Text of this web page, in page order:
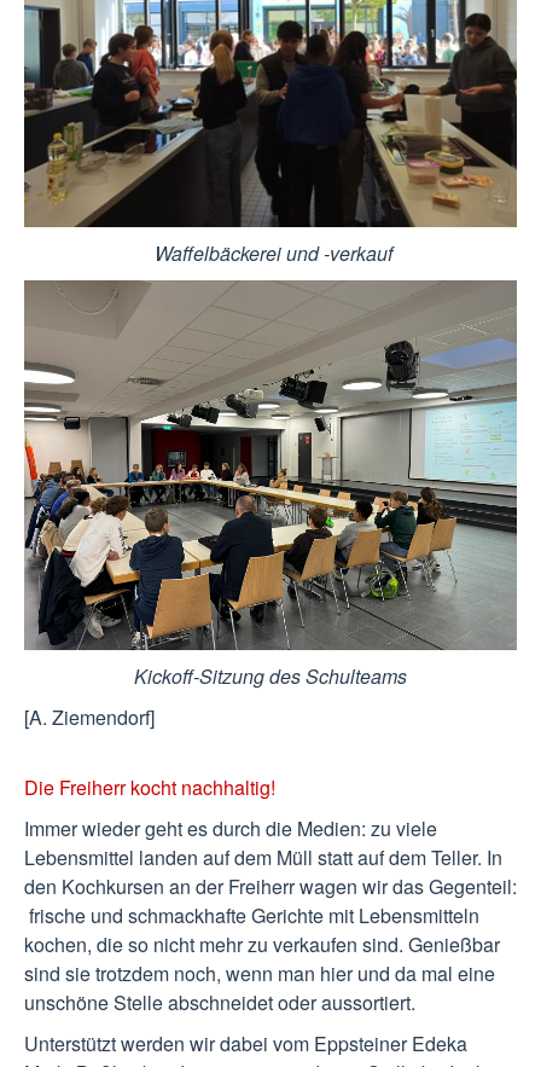
Waffelbäckerei und -verkauf
Kickoff-Sitzung des Schulteams
[A. Ziemendorf]
Die Freiherr kocht nachhaltig!
Immer wieder geht es durch die Medien: zu viele
Lebensmittel landen auf dem Müll statt auf dem Teller. In
den Kochkursen an der Freiherr wagen wir das Gegenteil:
frische und schmackhafte Gerichte mit Lebensmitteln
kochen, die so nicht mehr zu verkaufen sind. Genießbar
sind sie trotzdem noch, wenn man hier und da mal eine
unschöne Stelle abschneidet oder aussortiert.
Unterstützt werden wir dabei vom Eppsteiner Edeka